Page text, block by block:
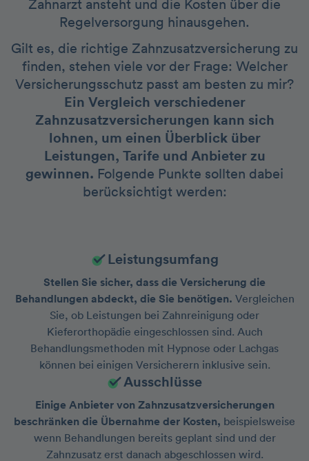
Zahnarzt ansteht und die Kosten über die
Regelversorgung hinausgehen.
Gilt es, die richtige Zahnzusatzversicherung zu
finden, stehen viele vor der Frage: Welcher
Versicherungsschutz passt am besten zu mir?
Ein Vergleich verschiedener
Zahnzusatzversicherungen kann sich
lohnen, um einen Überblick über
Leistungen, Tarife und Anbieter zu
gewinnen. Folgende Punkte sollten dabei
berücksichtigt werden:
Leistungsumfang
Stellen Sie sicher, dass die Versicherung die
Behandlungen abdeckt, die Sie benötigen. Vergleichen
Sie, ob Leistungen bei Zahnreinigung oder
Kieferorthopädie eingeschlossen sind. Auch
Behandlungsmethoden mit Hypnose oder Lachgas
können bei einigen Versicherern inklusive sein.
Ausschlüsse
Einige Anbieter von Zahnzusatzversicherungen
beschränken die Übernahme der Kosten, beispielsweise
wenn Behandlungen bereits geplant sind und der
Zahnzusatz erst danach abgeschlossen wird.